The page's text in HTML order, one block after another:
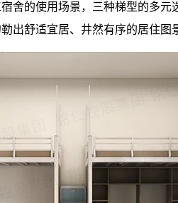
舍的使用场景，三种梯型的多元
出舒适宜居、井然有序的居住图